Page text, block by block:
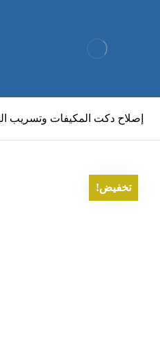
إصلاح دكت المكيفات وتسريب الهواء
تخفيض!